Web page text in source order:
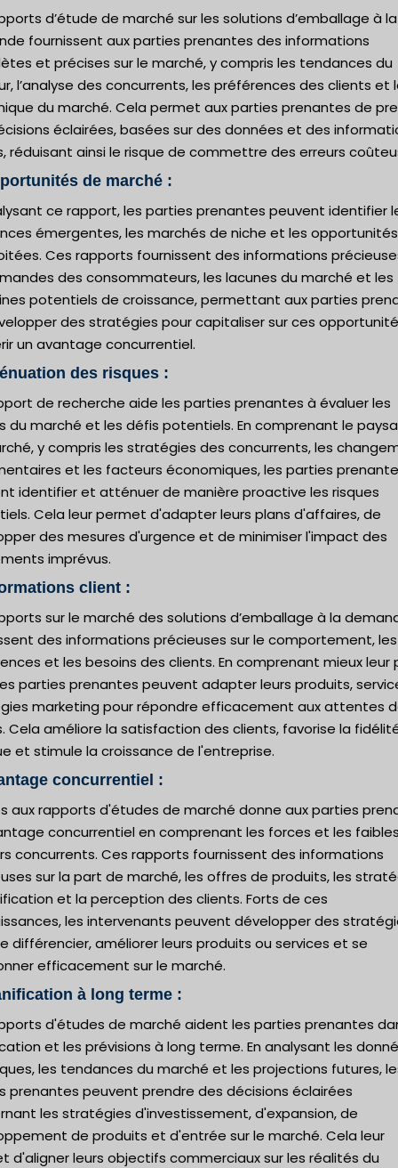
d’étude de marché sur les solutions d’emballage à la
fournissent aux parties prenantes des informations
et précises sur le marché, y compris les tendances du
l’analyse des concurrents, les préférences des clients et
du marché. Cela permet aux parties prenantes de
éclairées, basées sur des données et des
réduisant ainsi le risque de commettre des erreurs
de marché :
ce rapport, les parties prenantes peuvent identifier
émergentes, les marchés de niche et les opportunités
Ces rapports fournissent des informations
des consommateurs, les lacunes du marché et les
potentiels de croissance, permettant aux parties
des stratégies pour capitaliser sur ces
un avantage concurrentiel.
des risques :
de recherche aide les parties prenantes à évaluer les
du marché et les défis potentiels. En comprenant le
y compris les stratégies des concurrents, les
et les facteurs économiques, les parties
identifier et atténuer de manière proactive les risques
Cela leur permet d'adapter leurs plans d'affaires, de
des mesures d'urgence et de minimiser l'impact des
imprévus.
client :
sur le marché des solutions d’emballage à la
des informations précieuses sur le comportement, les
et les besoins des clients. En comprenant mieux leur
parties prenantes peuvent adapter leurs produits,
marketing pour répondre efficacement aux attentes
Cela améliore la satisfaction des clients, favorise la
et stimule la croissance de l'entreprise.
concurrentiel :
aux rapports d'études de marché donne aux parties
concurrentiel en comprenant les forces et les
concurrents. Ces rapports fournissent des informations
sur la part de marché, les offres de produits, les
et la perception des clients. Forts de ces
les intervenants peuvent développer des
différencier, améliorer leurs produits ou services et se
efficacement sur le marché.
à long terme :
d'études de marché aident les parties prenantes
et les prévisions à long terme. En analysant les
les tendances du marché et les projections futures,
prenantes peuvent prendre des décisions éclairées
les stratégies d'investissement, d'expansion, de
de produits et d'entrée sur le marché. Cela leur
d'aligner leurs objectifs commerciaux sur les réalités du